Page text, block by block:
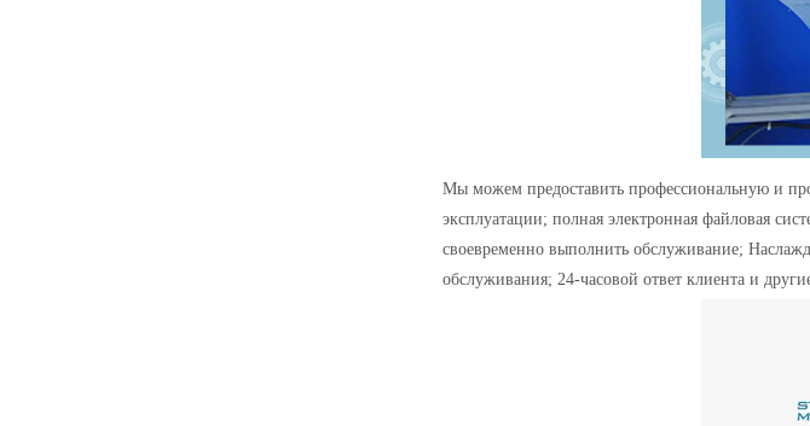
Мы можем предоставить профессиональную и
эксплуатации; полная электронная файловая
своевременно выполнить обслуживание;
обслуживания; 24-часовой ответ клиента и